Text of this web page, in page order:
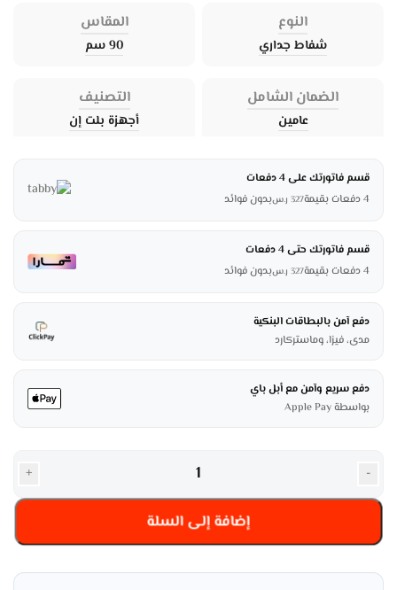
النوع
شفاط جداري
المقاس
90 سم
الضمان الشامل
عامين
التصنيف
أجهزة بلت إن
قسم فاتورتك على 4 دفعات
4 دفعات بقيمة
327 ر.سبدون فوائد
قسم فاتورتك حتى 4 دفعات
4 دفعات بقيمة
327 ر.سبدون فوائد
دفع آمن بالبطاقات البنكية
مدى، فيزا، وماستركارد
دفع سريع وآمن مع أبل باي
بواسطة Apple Pay
-
+
إضافة إلى السلة